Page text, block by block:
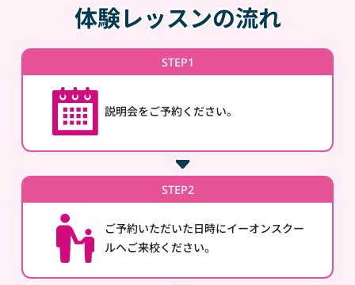
体験レッスンの流れ
STEP1
説明会をご予約ください。
STEP2
ご予約いただいた日時にイーオンスクー
ルへご来校ください。